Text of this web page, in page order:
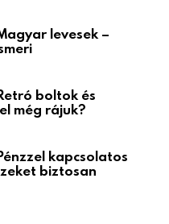
levesek –
boltok és
még rájuk?
kapcsolatos
biztosan